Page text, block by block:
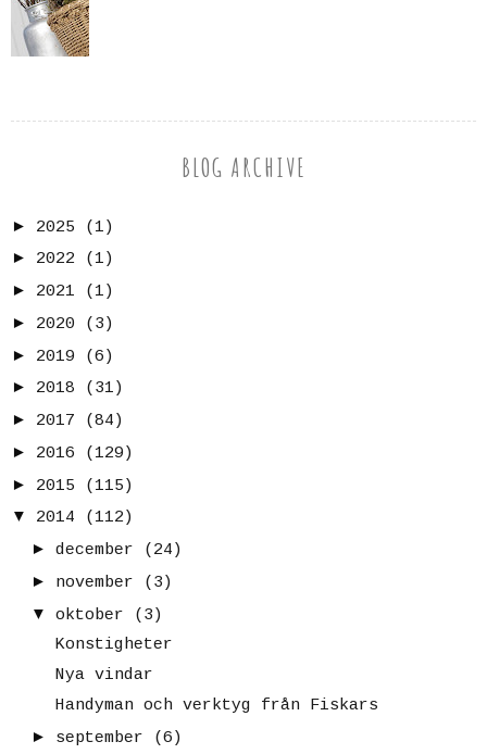
BLOG ARCHIVE
► 2025
(1)
► 2022
(1)
► 2021
(1)
► 2020
(3)
► 2019
(6)
► 2018
(31)
► 2017
(84)
► 2016
(129)
► 2015
(115)
▼
2014
(112)
► december
(24)
► november
(3)
▼
oktober
(3)
Konstigheter
Nya vindar
Handyman och verktyg från Fiskars
► september
(6)